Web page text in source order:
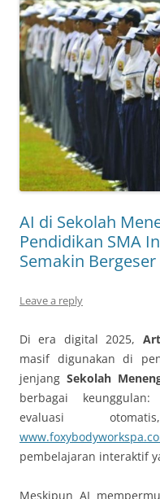
AI di Sekolah
Pendidikan SMA
Semakin Bergeser
Leave a reply
Di era digital 2025,
masif digunakan di
jenjang Sekolah
berbagai
evaluasi
pembelajaran interaktif
Meskipun AI